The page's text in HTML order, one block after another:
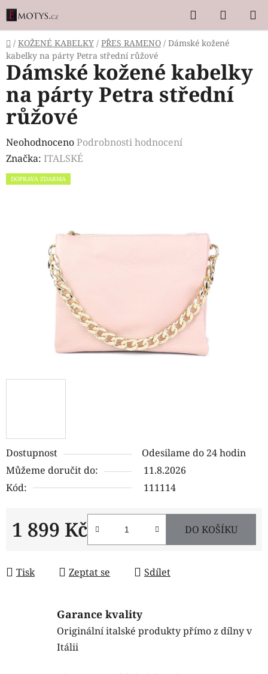
Přejít
na
obsah
Hledat
KOŠÍK
Domů
/ KOŽENÉ KABELKY / PŘES RAMENO / Dámské kožené
kabelky na párty Petra střední růžové
Dostupnost
Odesilame do 24 hodin
Můžeme doručit do:
11.8.2026
Kód:
111114
1 899 Kč DO KOŠÍKU
Tisk Zeptat se Sdílet
Dámské kožené kabelky
na párty Petra střední
růžové
Průměrné
hodnocení
produktu
hvězdiček.
NeohodnocenoPodrobnosti hodnocení
Značka: ITALSKÉ
DOPRAVA ZDARMA
Garance kvality
Originální italské produkty přímo z dílny v
Itálii